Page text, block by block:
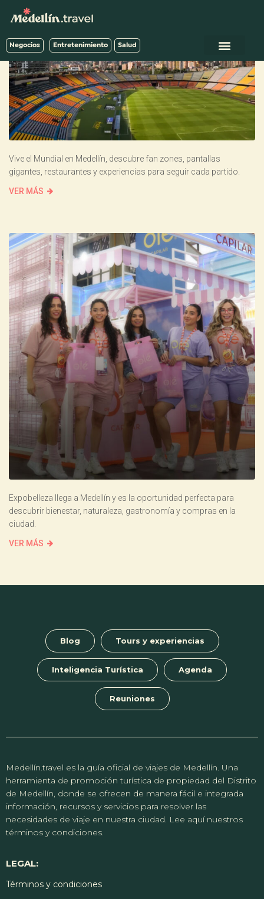
Negocios Entretenimiento Salud
Vive el Mundial en Medellín, descubre fan zones, pantallas
gigantes, restaurantes y experiencias para seguir cada partido.
VER MÁS
Expobelleza llega a Medellín y es la oportunidad perfecta para
descubrir bienestar, naturaleza, gastronomía y compras en la
ciudad.
VER MÁS
Blog Tours y experiencias
Inteligencia Turística Agenda
Reuniones
Medellín.travel es la guía oficial de viajes de Medellín. Una
herramienta de promoción turística de propiedad del Distrito
de Medellín, donde se ofrecen de manera fácil e integrada
información, recursos y servicios para resolver las
necesidades de viaje en nuestra ciudad. Lee aquí nuestros
términos y condiciones.
LEGAL:
Términos y condiciones